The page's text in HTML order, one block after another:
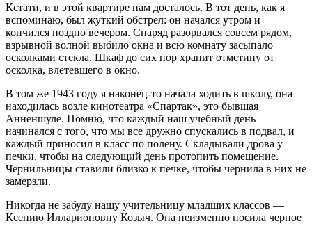
Кстати, и в этой квартире нам досталось. В тот день, как я
вспоминаю, был жуткий обстрел: он начался утром и
кончился поздно вечером. Снаряд разорвался совсем рядом,
взрывной волной выбило окна и всю комнату засыпало
осколками стекла. Шкаф до сих пор хранит отметину от
осколка, влетевшего в окно.
В том же 1943 году я наконец‑то начала ходить в школу, она
находилась возле кинотеатра «Спартак», это бывшая
Анненшуле. Помню, что каждый наш учебный день
начинался с того, что мы все дружно спускались в подвал, и
каждый приносил в класс по полену. Складывали дрова у
печки, чтобы на следующий день протопить помещение.
Чернильницы ставили близко к печке, чтобы чернила в них не
замерзли.
Никогда не забуду нашу учительницу младших классов —
Ксению Илларионовну Козыч. Она неизменно носила черное